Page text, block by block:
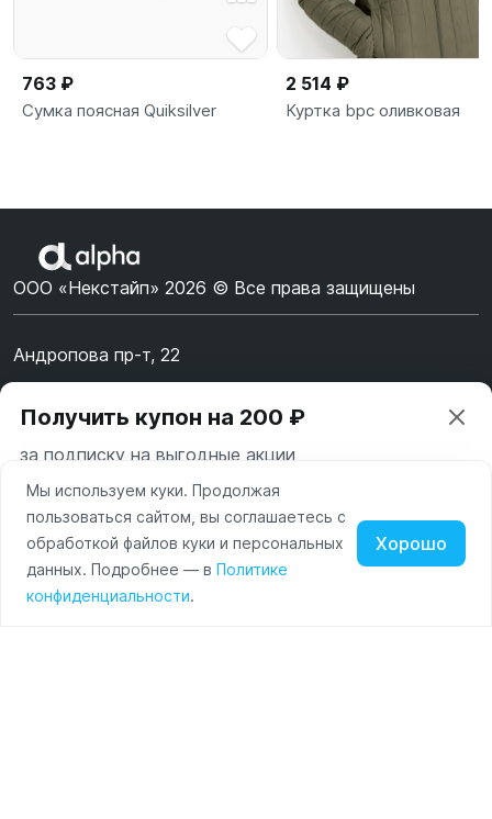
Наушники
Умные
763 ₽
Сумка поясная Quiksilver
2 514 ₽
Куртка bpc оливковая
ООО «Некстайп» 2026 © Все права защищены
Андропова пр-т, 22
8 (800) 123-55-44
msk@alpha-demo.ru
Акции
О магазине
Оплата
Получить купон на 200 ₽
за подписку на выгодные акции
Нажимая на кнопку «Подписаться» вы соглашаетесь с
условиями пользования и политикой конфиденциальности
сайта
Ваш город —Москва
Московская область
Изменить
Мы используем куки. Продолжая
пользоваться сайтом, вы соглашаетесь с
обработкой файлов куки и персональных
данных. Подробнее — в Политике
конфиденциальности.
Хорошо